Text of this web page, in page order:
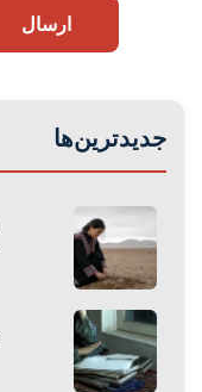
ارسال
جدیدترین‌ها